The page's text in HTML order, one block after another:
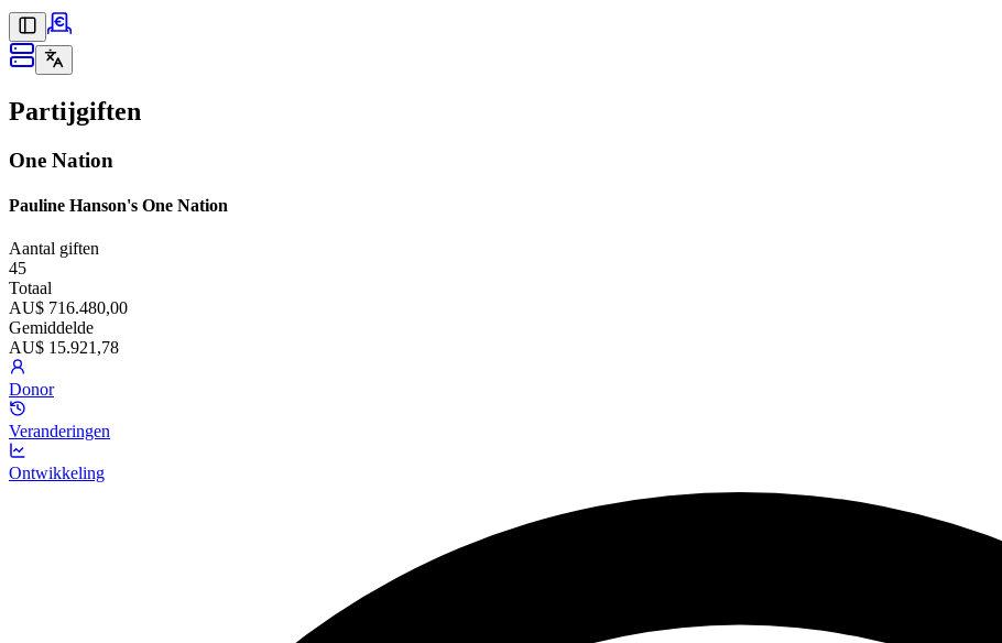
Partijgiften
One Nation
Pauline Hanson's One Nation
Aantal giften
45
Totaal
AU$ 716.480,00
Gemiddelde
AU$ 15.921,78
Donor
Veranderingen
Ontwikkeling